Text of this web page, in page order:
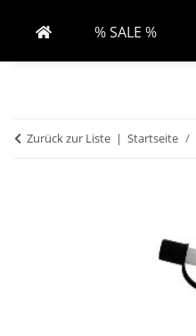
% SALE %
Zurück zur Liste Startseite